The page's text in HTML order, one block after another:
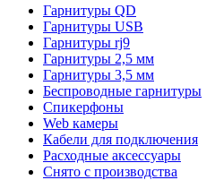
Гарнитуры QD
Гарнитуры USB
Гарнитуры rj9
Гарнитуры 2,5 мм
Гарнитуры 3,5 мм
Беспроводные гарнитуры
Спикерфоны
Web камеры
Кабели для подключения
Расходные аксессуары
Снято с производства